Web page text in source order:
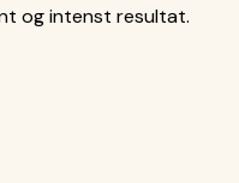
og intenst resultat.